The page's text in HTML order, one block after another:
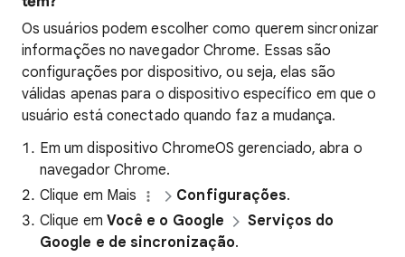
Os usuários podem escolher como querem sincronizar
informações no navegador Chrome. Essas são
configurações por dispositivo, ou seja, elas são
válidas apenas para o dispositivo específico em que o
usuário está conectado quando faz a mudança.
Em um dispositivo ChromeOS gerenciado, abra o
navegador Chrome.
Clique em Mais
Configurações.
Clique em Você e o Google
Serviços do
Google e de sincronização.